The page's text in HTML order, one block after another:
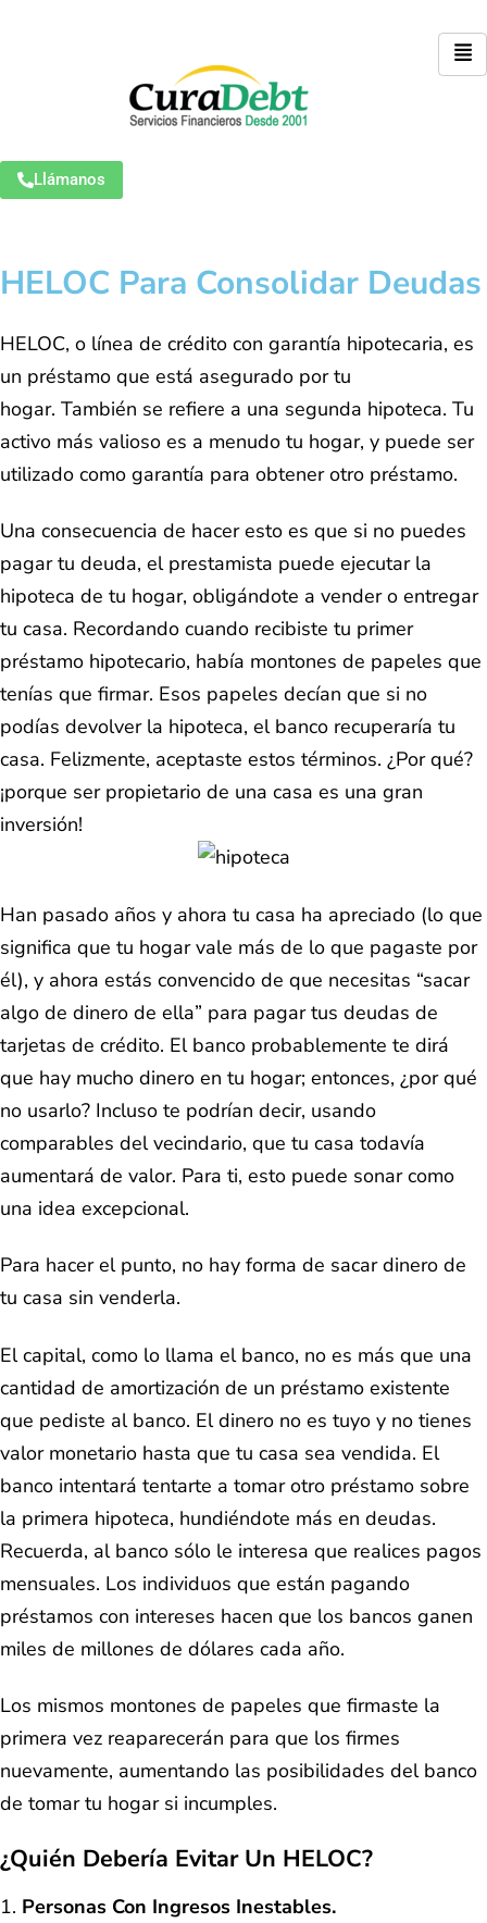
Llámanos
HELOC Para Consolidar Deudas
HELOC, o línea de crédito con garantía hipotecaria, es
un préstamo que está asegurado por tu
hogar. También se refiere a una segunda hipoteca. Tu
activo más valioso es a menudo tu hogar, y puede ser
utilizado como garantía para obtener otro préstamo.
Una consecuencia de hacer esto es que si no puedes
pagar tu deuda, el prestamista puede ejecutar la
hipoteca de tu hogar, obligándote a vender o entregar
tu casa. Recordando cuando recibiste tu primer
préstamo hipotecario, había montones de papeles que
tenías que firmar. Esos papeles decían que si no
podías devolver la hipoteca, el banco recuperaría tu
casa. Felizmente, aceptaste estos términos. ¿Por qué?
¡porque ser propietario de una casa es una gran
inversión!
Han pasado años y ahora tu casa ha apreciado (lo que
significa que tu hogar vale más de lo que pagaste por
él), y ahora estás convencido de que necesitas “sacar
algo de dinero de ella” para pagar tus deudas de
tarjetas de crédito. El banco probablemente te dirá
que hay mucho dinero en tu hogar; entonces, ¿por qué
no usarlo? Incluso te podrían decir, usando
comparables del vecindario, que tu casa todavía
aumentará de valor. Para ti, esto puede sonar como
una idea excepcional.
Para hacer el punto, no hay forma de sacar dinero de
tu casa sin venderla.
El capital, como lo llama el banco, no es más que una
cantidad de amortización de un préstamo existente
que pediste al banco. El dinero no es tuyo y no tienes
valor monetario hasta que tu casa sea vendida. El
banco intentará tentarte a tomar otro préstamo sobre
la primera hipoteca, hundiéndote más en deudas.
Recuerda, al banco sólo le interesa que realices pagos
mensuales. Los individuos que están pagando
préstamos con intereses hacen que los bancos ganen
miles de millones de dólares cada año.
Los mismos montones de papeles que firmaste la
primera vez reaparecerán para que los firmes
nuevamente, aumentando las posibilidades del banco
de tomar tu hogar si incumples.
¿Quién Debería Evitar Un HELOC?
Personas Con Ingresos Inestables.